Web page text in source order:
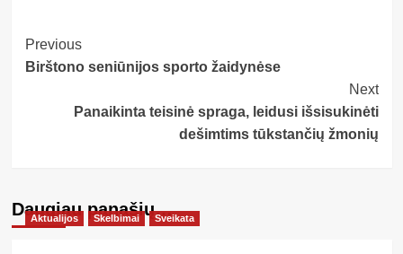
Post
Navigation
Previous
Birštono seniūnijos sporto žaidynėse
Next
Panaikinta teisinė spraga, leidusi išsisukinėti
dešimtims tūkstančių žmonių
Daugiau panašių…
Aktualijos Skelbimai Sveikata